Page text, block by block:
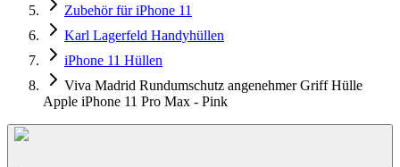
Zubehör für iPhone 11
Karl Lagerfeld Handyhüllen
iPhone 11 Hüllen
Viva Madrid Rundumschutz angenehmer Griff Hülle
Apple iPhone 11 Pro Max - Pink